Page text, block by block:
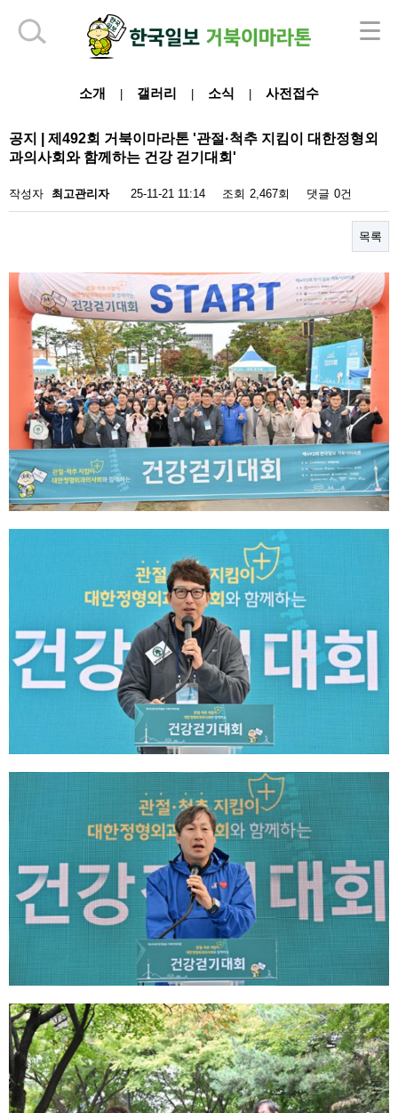
소개 갤러리 소식 사전접수
공지 | 제492회 거북이마라톤 '관절·척추 지킴이 대한정형외
과의사회와 함께하는 건강 걷기대회'
작성자 최고관리자 25-11-21 11:14 조회 2,467회 댓글 0건
목록
하단 영역